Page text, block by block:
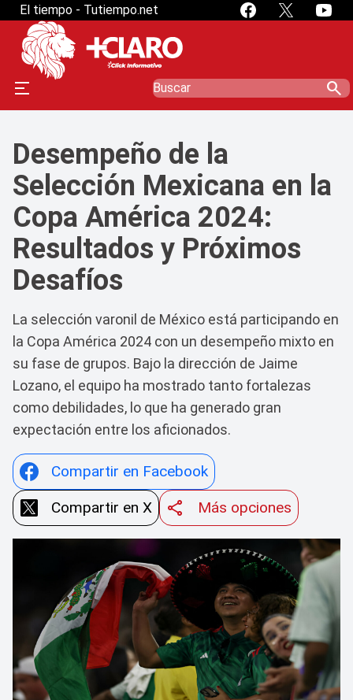
El tiempo - Tutiempo.net
search
Desempeño de la
Selección Mexicana en la
Copa América 2024:
Resultados y Próximos
Desafíos
La selección varonil de México está participando en
la Copa América 2024 con un desempeño mixto en
su fase de grupos. Bajo la dirección de Jaime
Lozano, el equipo ha mostrado tanto fortalezas
como debilidades, lo que ha generado gran
expectación entre los aficionados.
Compartir en Facebook
Compartir en X
Más opciones